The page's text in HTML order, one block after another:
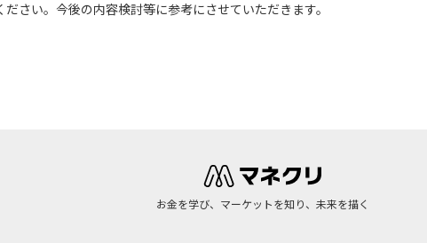
さい。今後の内容検討等に参考にさせていただきます。
お金を学び、マーケットを知り、未来を描く